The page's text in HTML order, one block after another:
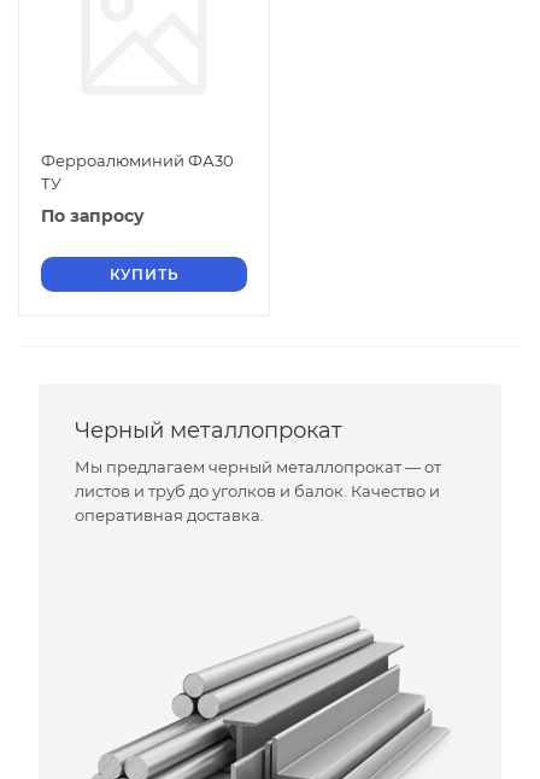
Ферроалюминий ФА30
ТУ
По запросу
КУПИТЬ
Черный металлопрокат
Мы предлагаем черный металлопрокат — от
листов и труб до уголков и балок. Качество и
оперативная доставка.